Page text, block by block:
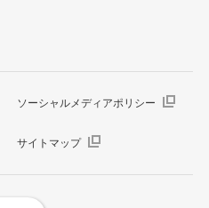
ソーシャルメディアポリシー
サイトマップ